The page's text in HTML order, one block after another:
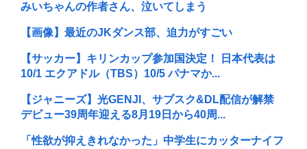
みいちゃんの作者さん、泣いてしまう
【画像】最近のJKダンス部、迫力がすごい
【サッカー】キリンカップ参加国決定！ 日本代表は
10/1 エクアドル（TBS）10/5 パナマか...
【ジャニーズ】光GENJI、サブスク&DL配信が解禁
デビュー39周年迎える8月19日から40周...
「性欲が抑えきれなかった」中学生にカッターナイフ